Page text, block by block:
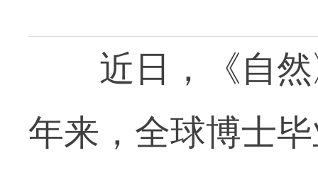
近日，《自然
年来，全球博士